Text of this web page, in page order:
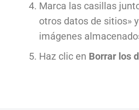
Marca las casillas
otros datos de sitios»
imágenes
Haz clic en Borrar los